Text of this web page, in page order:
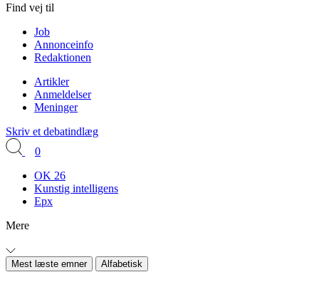
Find vej til
Job
Annonceinfo
Redaktionen
Artikler
Anmeldelser
Meninger
Skriv et debatindlæg
0
OK 26
Kunstig intelligens
Epx
Mere
Mest læste emner Alfabetisk